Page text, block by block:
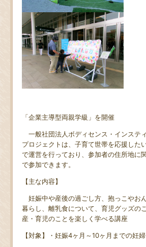
「企業主導型両親学級」を開催
一般社団法人ボディセンス・インステ
プロジェクトは、子育て世帯を応援した
で運営を行っており、参加者の住所地に
で参加できます。
【主な内容】
妊娠中や産後の過ごし方、抱っこやお
暮らし、離乳食について、育児グッズの
産・育児のことを楽しく学べる講座
【対象】・妊娠4ヶ月～10ヶ月までの妊